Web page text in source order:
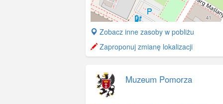
+
−
Zobacz inne zasoby w pobliżu
Zaproponuj zmianę lokalizacji
Muzeum Pomorza